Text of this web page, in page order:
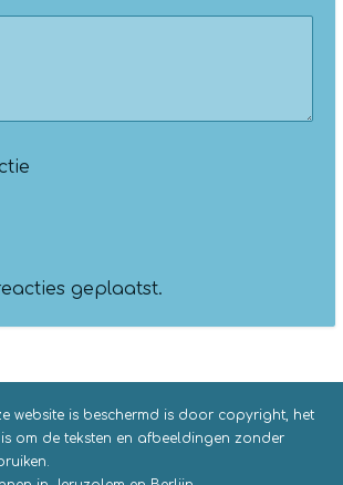
geplaatst.
website is beschermd is door copyright, het
om de teksten en afbeeldingen zonder